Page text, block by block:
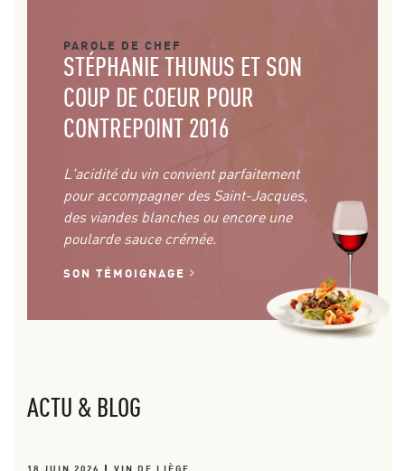
PAROLE DE CHEF
STÉPHANIE THUNUS ET SON
COUP DE COEUR POUR
CONTREPOINT 2016
L'acidité du vin convient parfaitement
pour accompagner des Saint-Jacques,
des viandes blanches ou encore une
poularde sauce crémée.
SON TÉMOIGNAGE
ACTU & BLOG
18 JUIN 2026 VIN DE LIÈGE